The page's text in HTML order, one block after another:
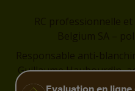
RC professionnelle
Belgium SA –
Responsable anti-
Guillaume Haubourdin,
-